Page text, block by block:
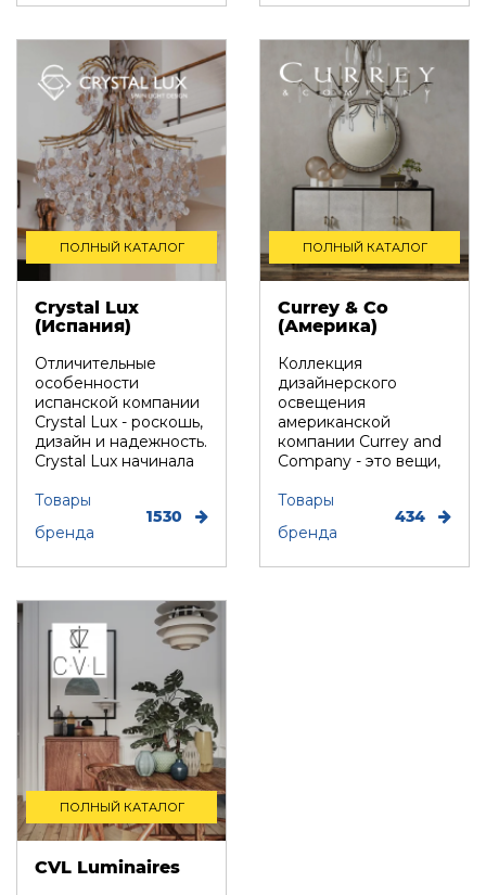
ПОЛНЫЙ КАТАЛОГ
Crystal Lux
(Испания)
Отличительные
особенности
испанской компании
Crystal Lux - роскошь,
дизайн и надежность.
Crystal Lux начинала
Товары
бренда
1530
ПОЛНЫЙ КАТАЛОГ
Currey & Co
(Америка)
Коллекция
дизайнерского
освещения
американской
компании Currey and
Company - это вещи,
времени и моде, кра...
Товары
бренда
434
ПОЛНЫЙ КАТАЛОГ
CVL Luminaires